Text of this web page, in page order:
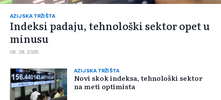
AZIJSKA TRŽIŠTA
Indeksi padaju, tehnološki sektor opet u
minusu
06. 08. 2026.
AZIJSKA TRŽIŠTA
Novi skok indeksa, tehnološki sektor
na meti optimista